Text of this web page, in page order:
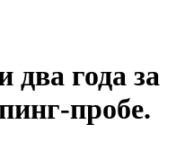
два года за
пробе.